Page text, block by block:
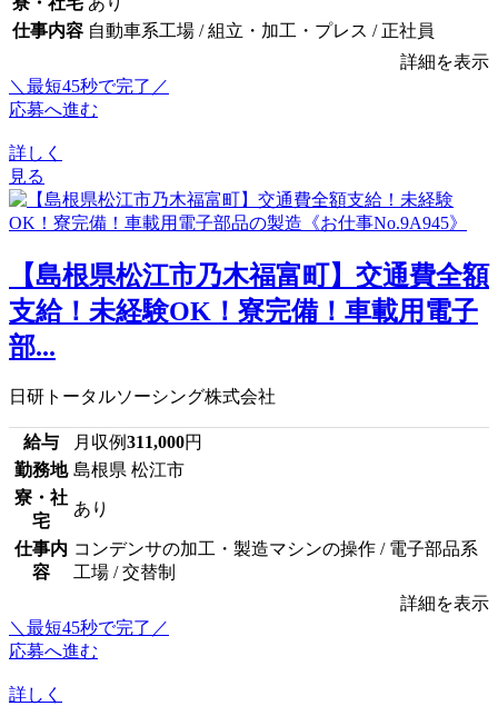
仕事内容 自動車系工場 / 組立・加工・プレス / 正社員
詳細を表示
＼最短45秒で完了／
応募へ進む
詳しく
見る
【島根県松江市乃木福富町】交通費全額
支給！未経験OK！寮完備！車載用電子
部...
日研トータルソーシング株式会社
給与 月収例311,000円
勤務地 島根県 松江市
寮・社
宅
あり
仕事内
容
コンデンサの加工・製造マシンの操作 / 電子部品系
工場 / 交替制
詳細を表示
＼最短45秒で完了／
応募へ進む
詳しく